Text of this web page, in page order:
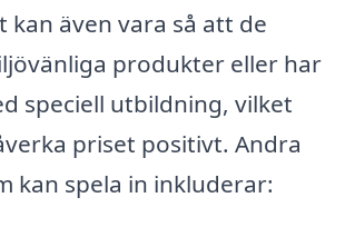
kan även vara så att de
produkter eller har
speciell utbildning, vilket
priset positivt. Andra
kan spela in inkluderar: